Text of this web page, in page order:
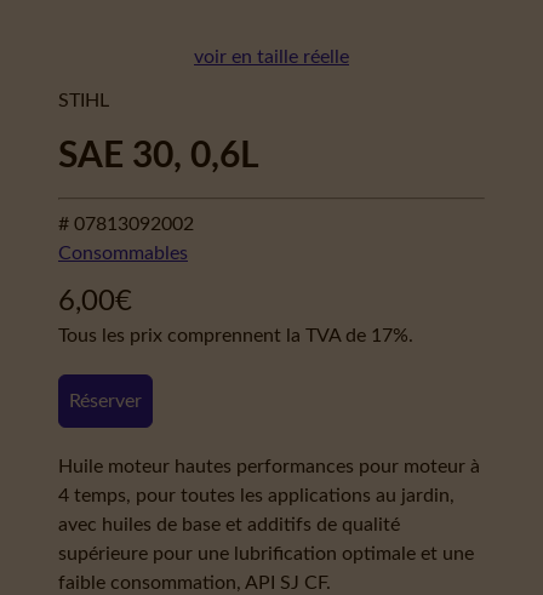
voir en taille réelle
STIHL
SAE 30, 0,6L
# 07813092002
Consommables
6,00€
Tous les prix comprennent la TVA de 17%.
Réserver
Huile moteur hautes performances pour moteur à
4 temps, pour toutes les applications au jardin,
avec huiles de base et additifs de qualité
supérieure pour une lubrification optimale et une
faible consommation, API SJ CF.